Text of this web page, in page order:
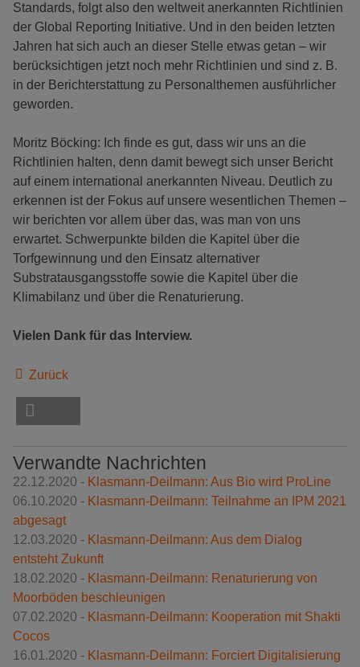
Standards, folgt also den weltweit anerkannten Richtlinien
der Global Reporting Initiative. Und in den beiden letzten
Jahren hat sich auch an dieser Stelle etwas getan – wir
berücksichtigen jetzt noch mehr Richtlinien und sind z. B.
in der Berichterstattung zu Personalthemen ausführlicher
geworden.
Moritz Böcking: Ich finde es gut, dass wir uns an die
Richtlinien halten, denn damit bewegt sich unser Bericht
auf einem international anerkannten Niveau. Deutlich zu
erkennen ist der Fokus auf unsere wesentlichen Themen –
wir berichten vor allem über das, was man von uns
erwartet. Schwerpunkte bilden die Kapitel über die
Torfgewinnung und den Einsatz alternativer
Substratausgangsstoffe sowie die Kapitel über die
Klimabilanz und über die Renaturierung.
Vielen Dank für das Interview.
Zurück
Verwandte Nachrichten
22.12.2020 - Klasmann-Deilmann: Aus Bio wird ProLine
06.10.2020 - Klasmann-Deilmann: Teilnahme an IPM 2021
abgesagt
12.03.2020 - Klasmann-Deilmann: Aus dem Dialog
entsteht Zukunft
18.02.2020 - Klasmann-Deilmann: Renaturierung von
Moorböden beschleunigen
07.02.2020 - Klasmann-Deilmann: Kooperation mit Shakti
Cocos
16.01.2020 - Klasmann-Deilmann: Forciert Digitalisierung